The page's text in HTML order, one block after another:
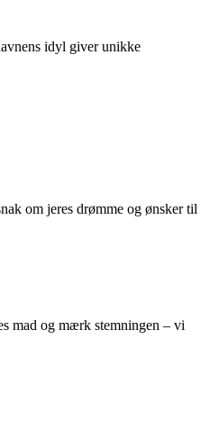
idyl giver unikke
om jeres drømme og ønsker til
mad og mærk stemningen – vi